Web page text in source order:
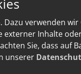
verwenden
Inhalte
Sie, dass
unserer